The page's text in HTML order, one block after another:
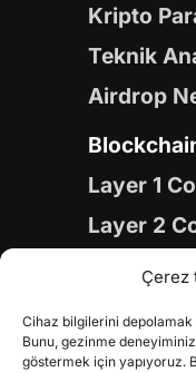
Çerez
Cihaz bilgilerini
Bunu, gezinme
göstermek için yapıyoruz.
Kripto
Teknik
Airdrop
Layer 1
Layer 2
Yapay
Gaming